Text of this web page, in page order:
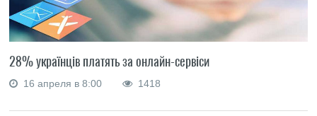
28% українців платять за онлайн-сервіси
16 апреля в 8:00 1418